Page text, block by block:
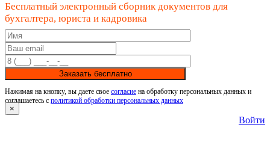
Бесплатный электронный сборник документов для
бухгалтера, юриста и кадровика
Заказать бесплатно
Нажимая на кнопку, вы даете свое согласие на обработку персональных данных и
соглашаетесь с политикой обработки персональных данных
×
Войти